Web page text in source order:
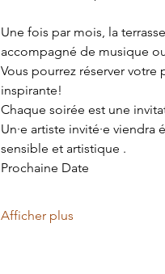
Une fois par mois, la
accompagné de musique
Vous pourrez réserver
inspirante!
Chaque soirée est une
Un·e artiste invité·e
sensible et artistique .
Prochaine Date
Afficher plus